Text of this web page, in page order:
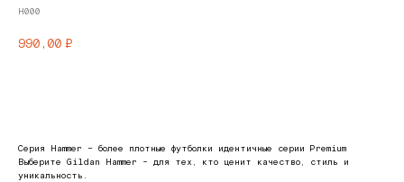
H000
990,00 ₽
Серия Hammer – более плотные футболки идентичные серии Premium
Выберите Gildan Hammer - для тех, кто ценит качество, стиль и
уникальность.